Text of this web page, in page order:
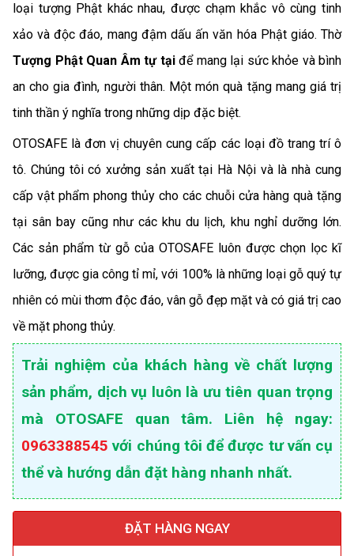
loại tượng Phật khác nhau, được chạm khắc vô cùng tinh
xảo và độc đáo, mang đậm dấu ấn văn hóa Phật giáo. Thờ
Tượng Phật Quan Âm tự tại để mang lại sức khỏe và bình
an cho gia đình, người thân. Một món quà tặng mang giá trị
tinh thần ý nghĩa trong những dịp đặc biệt.
OTOSAFE là đơn vị chuyên cung cấp các loại đồ trang trí ô
tô. Chúng tôi có xưởng sản xuất tại Hà Nội và là nhà cung
cấp vật phẩm phong thủy cho các chuỗi cửa hàng quà tặng
tại sân bay cũng như các khu du lịch, khu nghỉ dưỡng lớn.
Các sản phẩm từ gỗ của OTOSAFE luôn được chọn lọc kĩ
lưỡng, được gia công tỉ mỉ, với 100% là những loại gỗ quý tự
nhiên có mùi thơm độc đáo, vân gỗ đẹp mặt và có giá trị cao
về mặt phong thủy.
Trải nghiệm của khách hàng về chất lượng
sản phẩm, dịch vụ luôn là ưu tiên quan trọng
mà OTOSAFE quan tâm. Liên hệ ngay:
0963388545 với chúng tôi để được tư vấn cụ
thể và hướng dẫn đặt hàng nhanh nhất.
ĐẶT HÀNG NGAY